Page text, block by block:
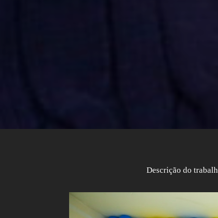
Descrição do